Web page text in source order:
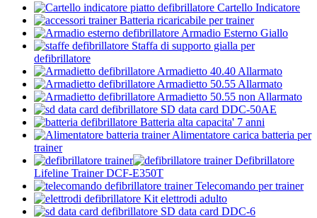
Cartello Indicatore
Batteria ricaricabile per trainer
Armadio Esterno Giallo
Staffa di supporto gialla per
defibrillatore
Armadietto 40.40 Allarmato
Armadietto 50.55 Allarmato
Armadietto 50.55 non Allarmato
SD data card DDC-50AE
Batteria alta capacita' 7 anni
Alimentatore carica batteria per
trainer
Defibrillatore
Lifeline Trainer DCF-E350T
Telecomando per trainer
Kit elettrodi adulto
SD data card DDC-6